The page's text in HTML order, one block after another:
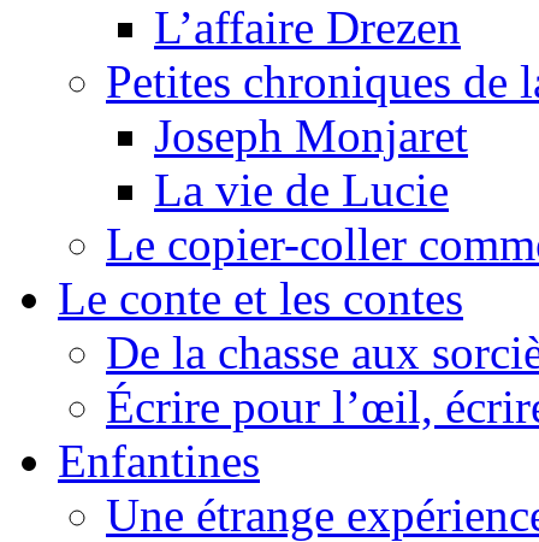
L’affaire Drezen
Petites chroniques de
Joseph Monjaret
La vie de Lucie
Le copier-coller
Le conte et les contes
De la chasse aux
Écrire pour l’œil,
Enfantines
Une étrange